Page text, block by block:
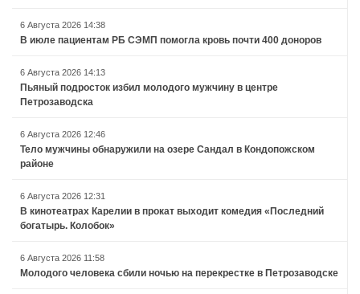
6 Августа 2026 14:38
В июле пациентам РБ СЭМП помогла кровь почти 400 доноров
6 Августа 2026 14:13
Пьяный подросток избил молодого мужчину в центре
Петрозаводска
6 Августа 2026 12:46
Тело мужчины обнаружили на озере Сандал в Кондопожском
районе
6 Августа 2026 12:31
В кинотеатрах Карелии в прокат выходит комедия «Последний
богатырь. Колобок»
6 Августа 2026 11:58
Молодого человека сбили ночью на перекрестке в Петрозаводске